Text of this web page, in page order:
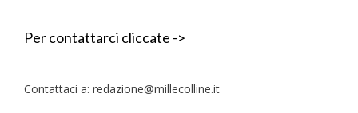
Per contattarci cliccate ->
Contattaci a: redazione@millecolline.it